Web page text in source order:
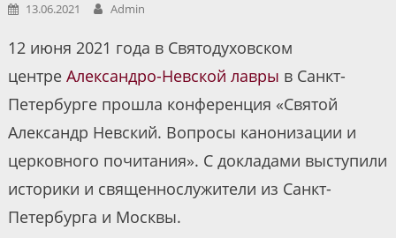
13.06.2021 Admin
12 июня 2021 года в Святодуховском
центре Александро-Невской лавры в Санкт-
Петербурге прошла конференция «Святой
Александр Невский. Вопросы канонизации и
церковного почитания». С докладами выступили
историки и священнослужители из Санкт-
Петербурга и Москвы.